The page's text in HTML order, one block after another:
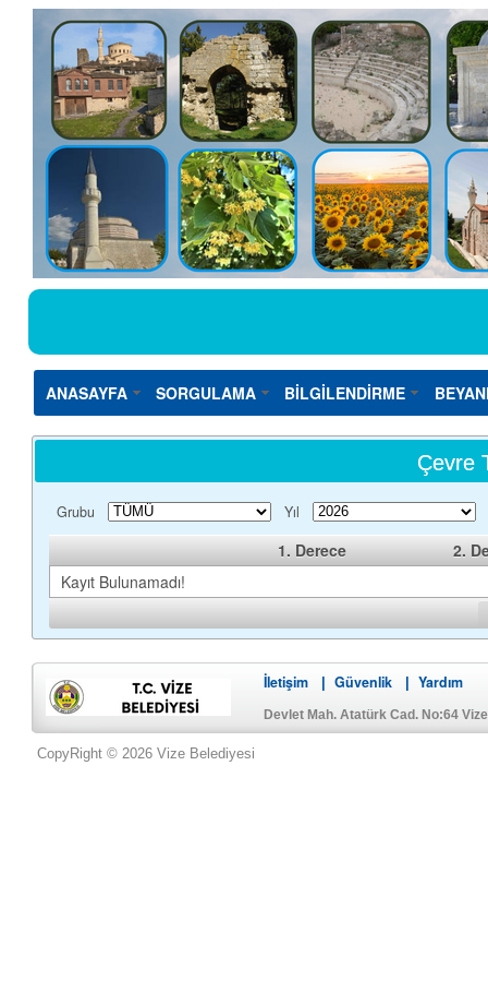
ANASAYFA SORGULAMA BİLGİLENDİRME
Çevre
Grubu Yıl
1. Derece
2.
Kayıt Bulunamadı!
İletişim Güvenlik Yardım
Devlet Mah. Atatürk Cad. No:64
CopyRight © 2026 Vize Belediyesi